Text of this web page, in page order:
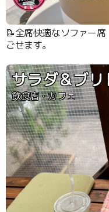
📝全席快適なソファー
ごせます。
飲食店・カフェ